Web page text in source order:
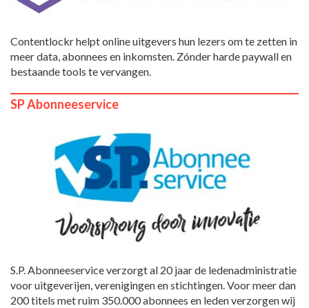
Contentlockr helpt online uitgevers hun lezers om te zetten in
meer data, abonnees en inkomsten. Zónder harde paywall en
bestaande tools te vervangen.
SP Abonneeservice
S.P. Abonneeservice verzorgt al 20 jaar de ledenadministratie
voor uitgeverijen, verenigingen en stichtingen. Voor meer dan
200 titels met ruim 350.000 abonnees en leden verzorgen wij